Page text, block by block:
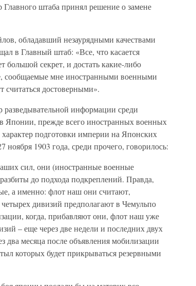
Главного штаба принял решение о замене
обладавший незаурядными качествами
в Главный штаб: «Все, что касается
большой секрет, и достать какие-либо
сообщаемые мне иностранными военными
считаться достоверными».
информации среди
Японии, прежде всего иностранных военных
подготовки империи на Японских
ноября 1903 года, среди прочего, говорилось:
сил, они (иностранные военные
до подхода подкреплений. Правда,
а именно: флот наш они считают,
дивизий предполагают в Чемульпо
когда, прибавляют они, флот наш уже
– еще через две недели и последних двух
два месяца после объявления мобилизации
которых будет прикрываться резервными